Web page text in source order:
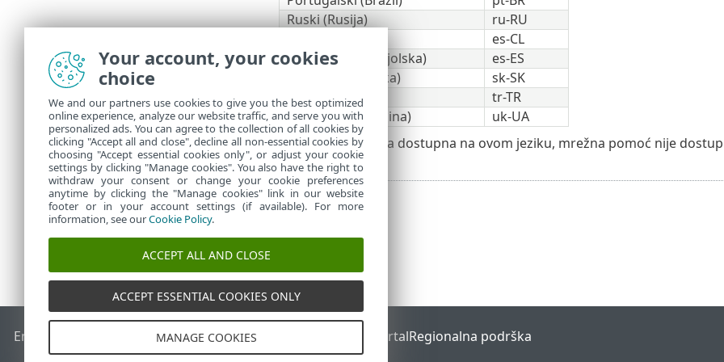
Ruski (Rusija)
ru-RU
es-CL
Španjolski (Španjolska)
es-ES
Slovački (Slovačka)
sk-SK
Turski (Turska)
tr-TR
Ukrajinski (Ukrajina)
uk-UA
*Samo je aplikacija dostupna na ovom jeziku, mrežna pomoć nije
End of Life ESET-ova baza znanjaESET-ov forum ESET Status PortalRegionalna podrška
Your account, your cookies
choice
We and our partners use cookies to give you the best optimized
online experience, analyze our website traffic, and serve you with
personalized ads. You can agree to the collection of all cookies by
clicking "Accept all and close", decline all non-essential cookies by
choosing "Accept essential cookies only", or adjust your cookie
settings by clicking "Manage cookies". You also have the right to
withdraw your consent or change your cookie preferences
anytime by clicking the "Manage cookies" link in our website
footer or in your account settings (if available). For more
information, see ourCookie Policy.
ACCEPT ALL AND CLOSE
ACCEPT ESSENTIAL COOKIES ONLY
MANAGE COOKIES